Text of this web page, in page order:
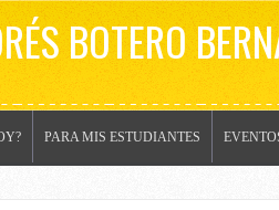
BOTERO
PARA MIS ESTUDIANTES